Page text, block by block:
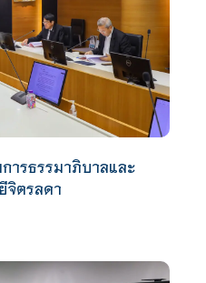
ารธรรมาภิบาลและ
จิตรลดา